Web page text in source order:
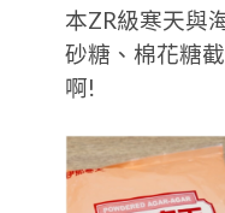
本ZR級寒天與
砂糖、棉花糖
啊!